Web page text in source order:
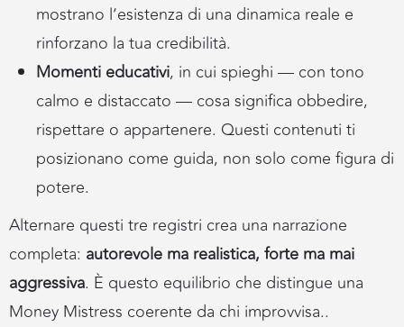
mostrano l’esistenza di una dinamica reale e
rinforzano la tua credibilità.
Momenti educativi, in cui spieghi — con tono
calmo e distaccato — cosa significa obbedire,
rispettare o appartenere. Questi contenuti ti
posizionano come guida, non solo come figura di
potere.
Alternare questi tre registri crea una narrazione
completa: autorevole ma realistica, forte ma mai
aggressiva. È questo equilibrio che distingue una
Money Mistress coerente da chi improvvisa..